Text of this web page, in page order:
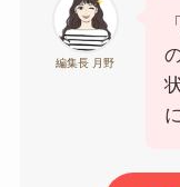
編集長 月野